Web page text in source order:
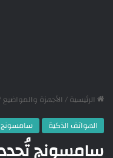
الرئيسية/ الأجهزة والمواضيع
الهواتف الذكية
سامسونج